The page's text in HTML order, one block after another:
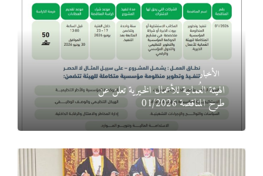
الأخبار
الهيئة العُمانية للأعمال الخيرية تعلن عن
طرح المناقصة 01/2026